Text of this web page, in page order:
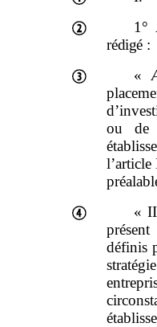
1°
rédigé :
«
ou de
«
définis